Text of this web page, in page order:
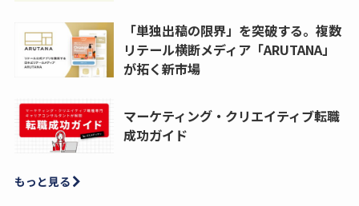
「単独出稿の限界」を突破する。複数
リテール横断メディア「ARUTANA」
が拓く新市場
マーケティング・クリエイティブ転職
成功ガイド
もっと見る